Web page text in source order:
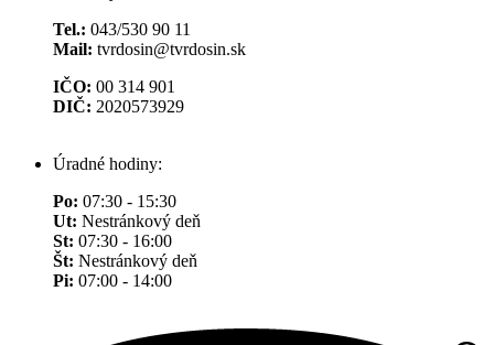
Tel.: 043/530 90 11
Mail: tvrdosin@tvrdosin.sk
IČO: 00 314 901
DIČ: 2020573929
Úradné hodiny:
Po: 07:30 - 15:30
Ut: Nestránkový deň
St: 07:30 - 16:00
Št: Nestránkový deň
Pi: 07:00 - 14:00